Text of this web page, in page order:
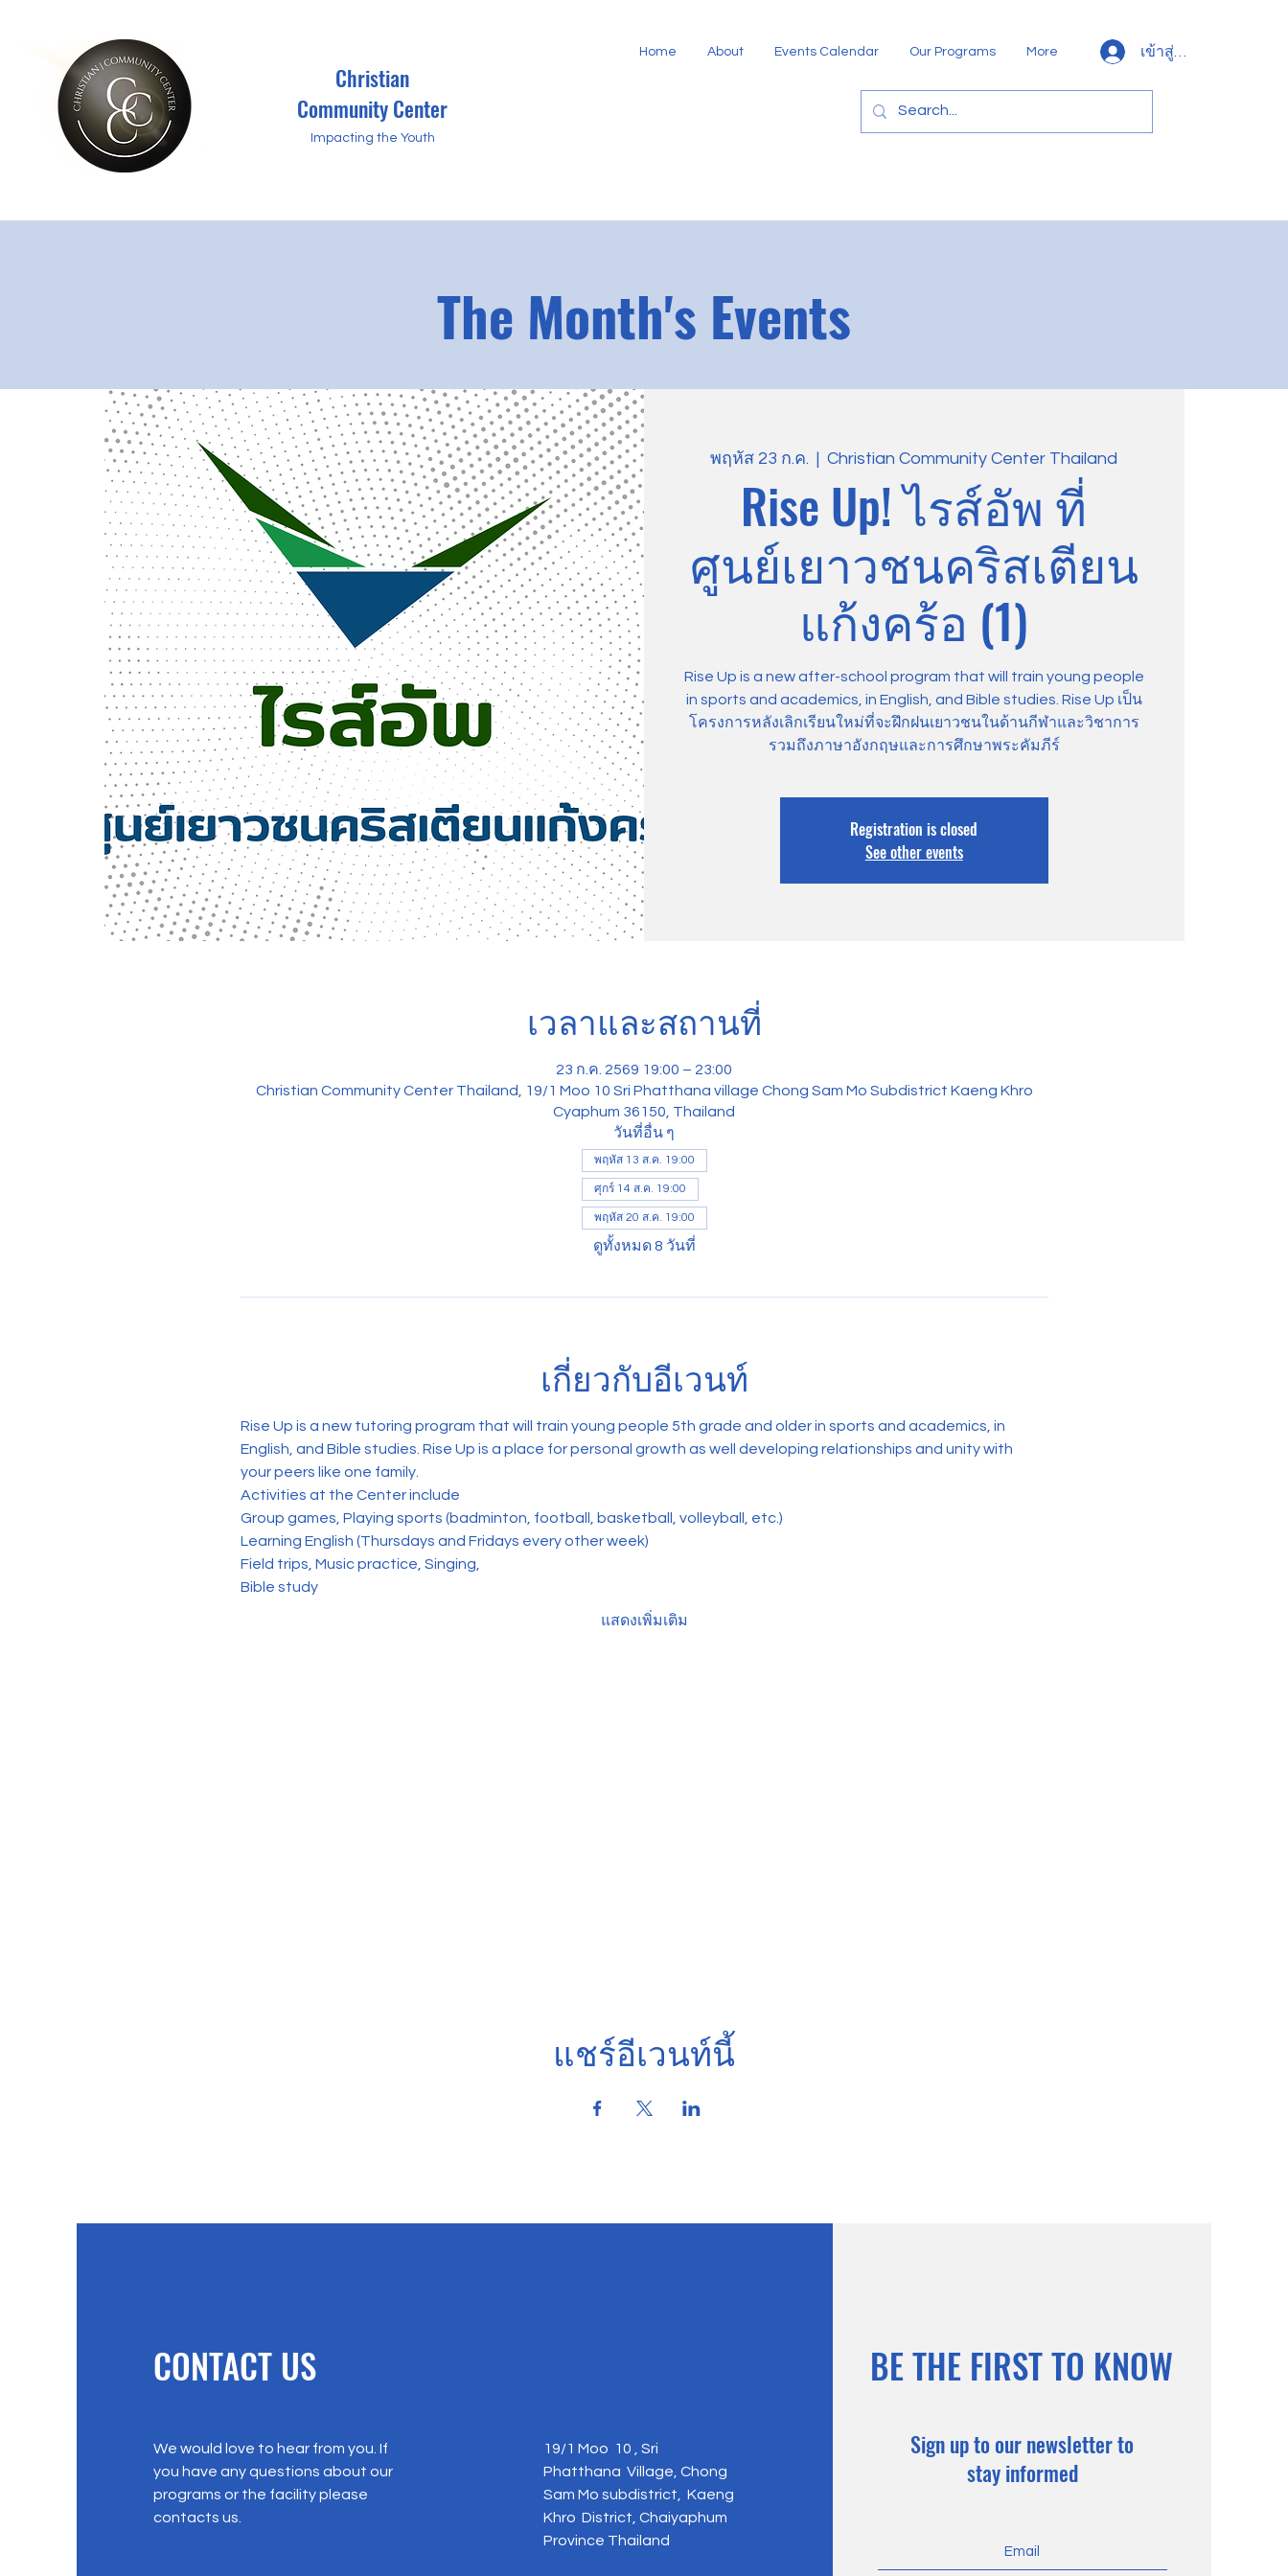
Christian
Community Center
Impacting the Youth
Home About Events Calendar Our Programs More เข้าสู่ระบบ
The Month's Events
พฤหัส 23 ก.ค.
  |
Christian Community Center Thailand
Rise Up! ไรส์อัพ ที่
ศูนย์เยาวชนคริสเตียน
แก้งคร้อ (1)
Rise Up is a new after-school program that will train young people
in sports and academics, in English, and Bible studies. Rise Up เป็น
โครงการหลังเลิกเรียนใหม่ที่จะฝึกฝนเยาวชนในด้านกีฬาและวิชาการ
รวมถึงภาษาอังกฤษและการศึกษาพระคัมภีร์
Registration is closed
See other events
เวลาและสถานที่
23 ก.ค. 2569 19:00 – 23:00
Christian Community Center Thailand, 19/1 Moo 10 Sri Phatthana village Chong Sam Mo Subdistrict Kaeng Khro
Cyaphum 36150, Thailand
วันที่อื่น ๆ
พฤหัส 13 ส.ค. 19:00
ศุกร์ 14 ส.ค. 19:00
พฤหัส 20 ส.ค. 19:00
ดูทั้งหมด 8 วันที่
เกี่ยวกับอีเวนท์
Rise Up is a new tutoring program that will train young people 5th grade and older in sports and academics, in
English, and Bible studies. Rise Up is a place for personal growth as well developing relationships and unity with
your peers like one family.
Activities at the Center include
Group games, Playing sports (badminton, football, basketball, volleyball, etc.)
Learning English (Thursdays and Fridays every other week)
Field trips, Music practice, Singing,
Bible study
แสดงเพิ่มเติม
แชร์อีเวนท์นี้
CONTACT US
We would love to hear from you. If
you have any questions about our
programs or the facility please
contacts us.
19/1 Moo 10 , Sri
Phatthana Village, Chong
Sam Mo subdistrict, Kaeng
Khro District, Chaiyaphum
Province Thailand
BE THE FIRST TO KNOW
Sign up to our newsletter to
stay informed